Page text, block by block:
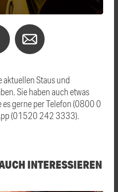
Staus und
Sie haben auch etwas
es gerne per Telefon (0800 0
(01520 242 3333).
INTERESSIEREN